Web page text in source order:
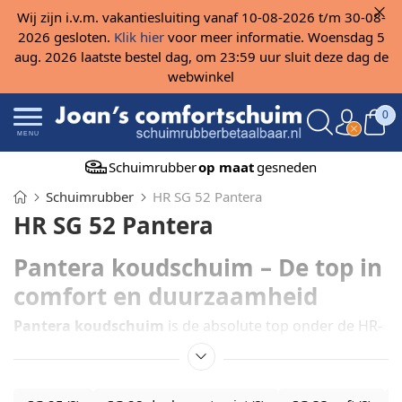
Wij zijn i.v.m. vakantiesluiting vanaf 10-08-2026 t/m 30-08-
2026 gesloten. Klik hiervoor meer informatie. Woensdag 5
aug. 2026 laatste bestel dag, om 23:59 uur sluit deze dag de
webwinkel
MENU
0
Schuimrubberop maatgesneden
Schuimrubber
HR SG 52 Pantera
HR SG 52 Pantera
Pantera koudschuim – De top in
comfort en duurzaamheid
Pantera koudschuim is de absolute top onder de HR-